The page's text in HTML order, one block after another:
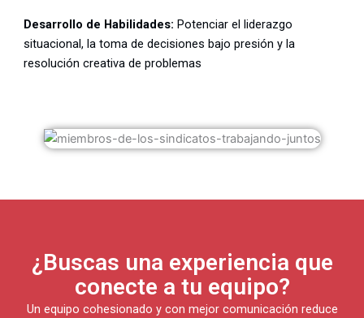
Desarrollo de Habilidades: Potenciar el liderazgo
situacional, la toma de decisiones bajo presión y la
resolución creativa de problemas
¿Buscas una experiencia que
conecte a tu equipo?
Un equipo cohesionado y con mejor comunicación reduce